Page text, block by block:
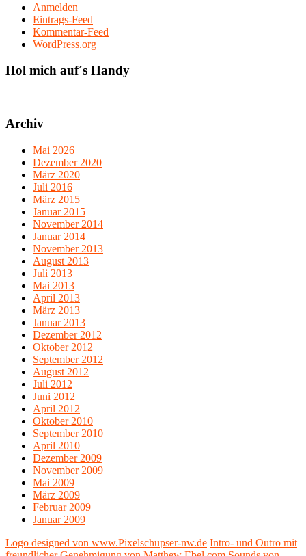
Anmelden
Eintrags-Feed
Kommentar-Feed
WordPress.org
Hol mich auf´s Handy
Archiv
Mai 2026
Dezember 2020
März 2020
Juli 2016
März 2015
Januar 2015
November 2014
Januar 2014
November 2013
August 2013
Juli 2013
Mai 2013
April 2013
März 2013
Januar 2013
Dezember 2012
Oktober 2012
September 2012
August 2012
Juli 2012
Juni 2012
April 2012
Oktober 2010
September 2010
April 2010
Dezember 2009
November 2009
Mai 2009
März 2009
Februar 2009
Januar 2009
Logo designed von www.Pixelschupser-nw.de Intro- und Outro mit